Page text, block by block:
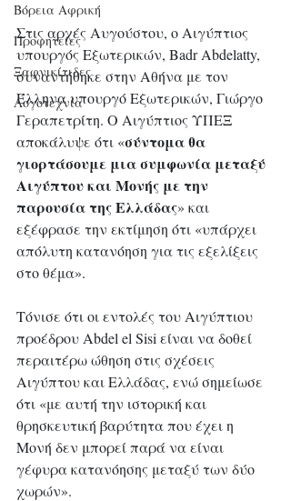
Βόρεια Αφρική
Προφητείες
Ξαφνικίτιδες
Λογοτεχνία
Στις αρχές Αυγούστου, ο Αιγύπτιος
υπουργός Εξωτερικών, Badr Abdelatty,
συναντήθηκε στην Αθήνα με τον
Έλληνα υπουργό Εξωτερικών, Γιώργο
Γεραπετρίτη. Ο Αιγύπτιος ΥΠΕΞ
αποκάλυψε ότι «σύντομα θα
γιορτάσουμε μια συμφωνία μεταξύ
Αιγύπτου και Μονής με την
παρουσία της Ελλάδας» και
εξέφρασε την εκτίμηση ότι «υπάρχει
απόλυτη κατανόηση για τις εξελίξεις
στο θέμα».
Τόνισε ότι οι εντολές του Αιγύπτιου
προέδρου Abdel el Sisi είναι να δοθεί
περαιτέρω ώθηση στις σχέσεις
Αιγύπτου και Ελλάδας, ενώ σημείωσε
ότι «με αυτή την ιστορική και
θρησκευτική βαρύτητα που έχει η
Μονή δεν μπορεί παρά να είναι
γέφυρα κατανόησης μεταξύ των δύο
χωρών».